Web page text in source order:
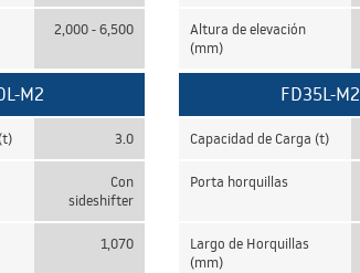
2,000 - 6,500
Altura de elevación
(mm)
M2
3.0
Con
sideshifter
1,070
FD35L-M2
Capacidad de Carga (t)
Porta horquillas
Largo de Horquillas
(mm)